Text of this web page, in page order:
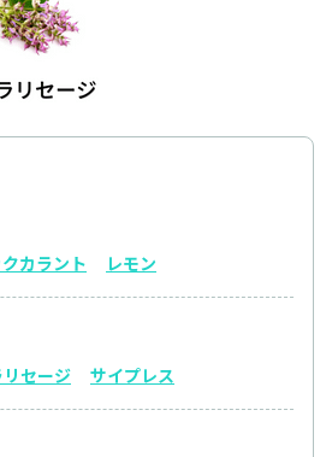
カラント レモン
セージ サイプレス